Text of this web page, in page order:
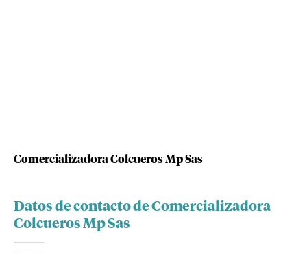
Comercializadora Colcueros Mp Sas
Datos de contacto de Comercializadora
Colcueros Mp Sas